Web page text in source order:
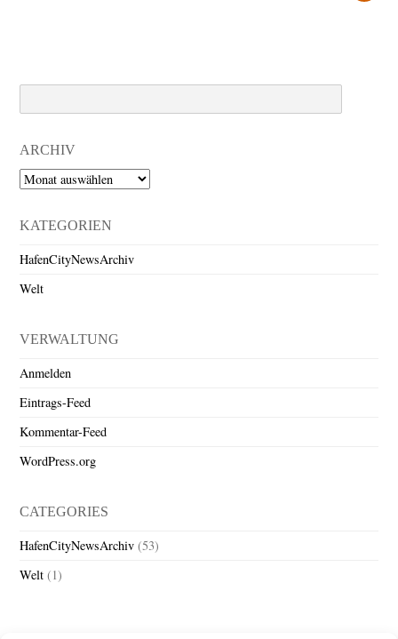
ARCHIV
Archiv
KATEGORIEN
HafenCityNewsArchiv
Welt
VERWALTUNG
Anmelden
Eintrags-Feed
Kommentar-Feed
WordPress.org
CATEGORIES
HafenCityNewsArchiv (53)
Welt (1)